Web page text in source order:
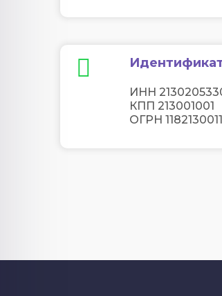
ИНН
КПП 213001001
ОГРН